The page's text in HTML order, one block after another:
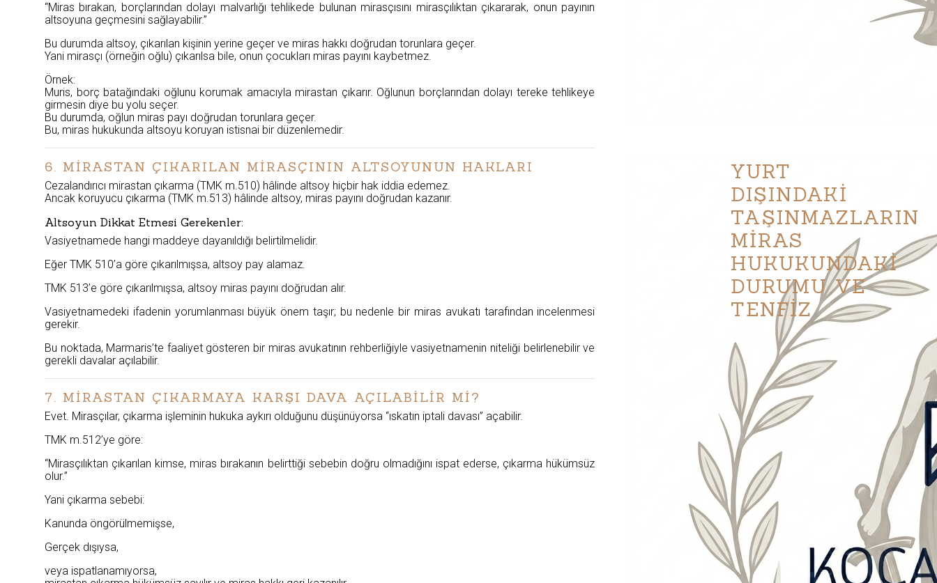
“Miras bırakan, borçlarından dolayı malvarlığı tehlikede bulunan mirasçısını mirasçılıktan çıkararak, onun payının
altsoyuna geçmesini sağlayabilir.”
Bu durumda altsoy, çıkarılan kişinin yerine geçer ve miras hakkı doğrudan torunlara geçer.
Yani mirasçı (örneğin oğlu) çıkarılsa bile, onun çocukları miras payını kaybetmez.
Örnek:
Muris, borç batağındaki oğlunu korumak amacıyla mirastan çıkarır. Oğlunun borçlarından dolayı tereke tehlikeye
girmesin diye bu yolu seçer.
Bu durumda, oğlun miras payı doğrudan torunlara geçer.
Bu, miras hukukunda altsoyu koruyan istisnai bir düzenlemedir.
6. MİRASTAN ÇIKARILAN MİRASÇININ ALTSOYUNUN HAKLARI
Cezalandırıcı mirastan çıkarma (TMK m.510) hâlinde altsoy hiçbir hak iddia edemez.
Ancak koruyucu çıkarma (TMK m.513) hâlinde altsoy, miras payını doğrudan kazanır.
Altsoyun Dikkat Etmesi Gerekenler:
Vasiyetnamede hangi maddeye dayanıldığı belirtilmelidir.
Eğer TMK 510’a göre çıkarılmışsa, altsoy pay alamaz.
TMK 513’e göre çıkarılmışsa, altsoy miras payını doğrudan alır.
Vasiyetnamedeki ifadenin yorumlanması büyük önem taşır; bu nedenle bir miras avukatı tarafından incelenmesi
gerekir.
Bu noktada, Marmaris’te faaliyet gösteren bir miras avukatının rehberliğiyle vasiyetnamenin niteliği belirlenebilir ve
gerekli davalar açılabilir.
7. MİRASTAN ÇIKARMAYA KARŞI DAVA AÇILABİLİR Mİ?
Evet. Mirasçılar, çıkarma işleminin hukuka aykırı olduğunu düşünüyorsa “ıskatın iptali davası” açabilir.
TMK m.512’ye göre:
“Mirasçılıktan çıkarılan kimse, miras bırakanın belirttiği sebebin doğru olmadığını ispat ederse, çıkarma hükümsüz
olur.”
Yani çıkarma sebebi:
Kanunda öngörülmemişse,
Gerçek dışıysa,
veya ispatlanamıyorsa,
YURT
DIŞINDAKİ
TAŞINMAZLARIN
MİRAS
HUKUKUNDAKİ
DURUMU VE
TENFİZ